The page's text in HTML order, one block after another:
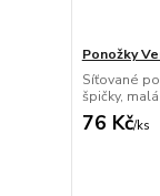
Ponožky
Síťované
špičky,
76 Kč/ks